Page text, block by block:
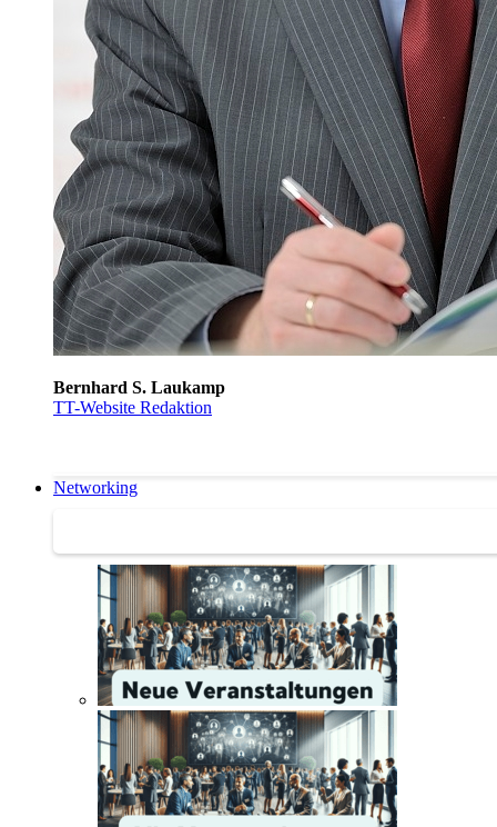
Bernhard S. Laukamp
TT-Website Redaktion
Networking